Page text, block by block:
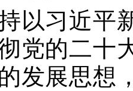
以习近平
党的二十
发展思想